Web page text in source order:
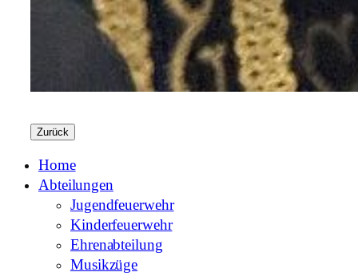
Zurück
Home
Abteilungen
Jugendfeuerwehr
Kinderfeuerwehr
Ehrenabteilung
Musikzüge